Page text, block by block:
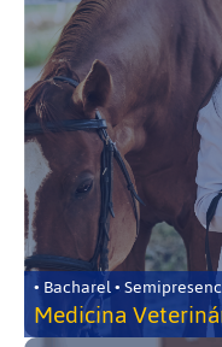
• Bacharel •
Medicina